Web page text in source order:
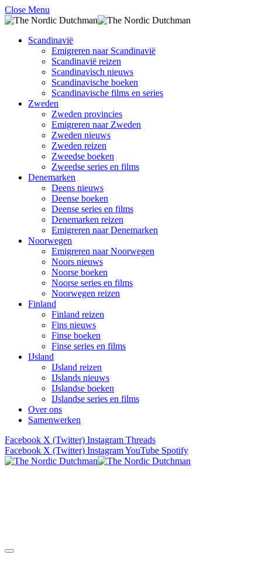
Close Menu
Scandinavië
Emigreren naar Scandinavië
Scandinavië reizen
Scandinavisch nieuws
Scandinavische boeken
Scandinavische films en series
Zweden
Zweden provincies
Emigreren naar Zweden
Zweden nieuws
Zweden reizen
Zweedse boeken
Zweedse series en films
Denemarken
Deens nieuws
Deense boeken
Deense series en films
Denemarken reizen
Emigreren naar Denemarken
Noorwegen
Emigreren naar Noorwegen
Noors nieuws
Noorse boeken
Noorse series en films
Noorwegen reizen
Finland
Finland reizen
Fins nieuws
Finse boeken
Finse series en films
IJsland
IJsland reizen
IJslands nieuws
IJslandse boeken
IJslandse series en films
Over ons
Samenwerken
Facebook X (Twitter) Instagram Threads
Facebook X (Twitter) InstagramYouTube Spotify